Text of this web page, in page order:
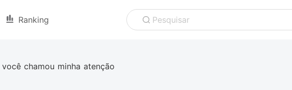
Ranking Pesquisar
você chamou minha atenção